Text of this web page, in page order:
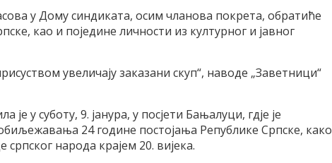
у Дому синдиката, осим чланова покрета, обратиће
као и поједине личности из културног и јавног
увеличају заказани скуп“, наводе „Заветници“
је у суботу, 9. јанура, у посјети Бањалуци, гдје је
24 године постојања Републике Српске, како
српског народа крајем 20. вијека.